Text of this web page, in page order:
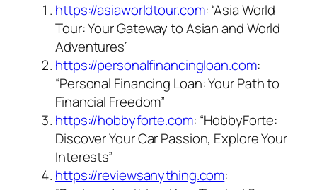
https://asiaworldtour.com: “Asia World
Tour: Your Gateway to Asian and World
Adventures”
https://personalfinancingloan.com:
“Personal Financing Loan: Your Path to
Financial Freedom”
https://hobbyforte.com: “HobbyForte:
Discover Your Car Passion, Explore Your
Interests”
https://reviewsanything.com: